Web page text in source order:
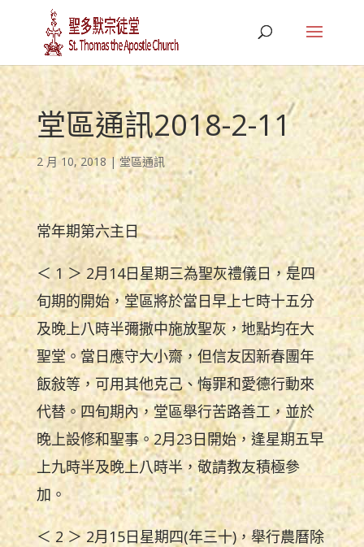
堂區通訊2018-2-11
2 月 10, 2018|堂區通訊
常年期第六主日
＜ 1 ＞ 2月14日星期三為聖灰禮儀日，是四
旬期的開始，堂區將於當日早上七時十五分
及晚上八時半彌撒中施放聖灰，地點均在大
聖堂。當日應守大小齋，但信友因新春團年
飯敍等，可用其他克己、悔罪和愛德行動來
代替。四旬期內，堂區舉行苦路善工，並於
晚上設修和聖事。2月23日開始，逢星期五早
上九時半及晚上八時半，敬請教友積極參
加。
＜ 2 ＞ 2月15日星期四(年三十)，舉行農曆除